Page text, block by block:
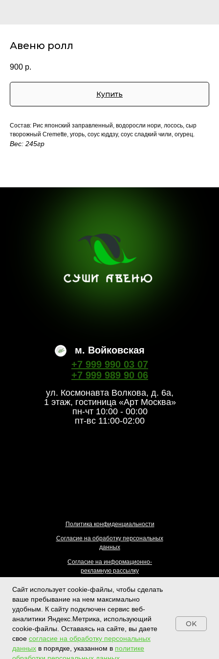
Авеню ролл
900 р.
Купить
Состав: Рис японский заправленный, водоросли нори, лосось, сыр
творожный Cremette, угорь, соус юддзу, соус сладкий чили, огурец.
Вес: 245гр
м. Войковская
+7 999 990 03 07
+7 999 989 90 06
ул. Космонавта Волкова, д. 6а,
1 этаж, гостиница «Арт Москва»
пн-чт 10:00 - 00:00
пт-вс 11:00-02:00
д 3 стр 1, 2
Чистый мир
Политика конфиденциальности
Согласие на обработку персональных
данных
Согласие на информационно-
рекламную рассылку
Разработка сайта
Сайт использует cookie-файлы, чтобы сделать
ваше пребывание на нем максимально
удобным. К cайту подключен сервис веб-
аналитики Яндекс.Метрика, использующий
cookie-файлы. Оставаясь на сайте, вы даете
свое согласие на обработку персональных
данных в порядке, указанном в политике
OK